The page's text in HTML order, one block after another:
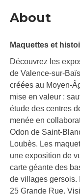
About
Maquettes et
Découvrez les
de Valence-sur-
créées au Moyen-
mise en valeur :
étude des centres
menée en
Odon de Saint-
Loubès. Les
une exposition de
carte géante des
de villages gersois.
25 Grande Rue.